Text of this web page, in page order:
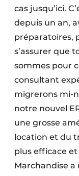
cas jusqu’ici.
depuis un an,
préparatoires,
s’assurer que
sommes pour
consultant
migrerons mi-
notre nouvel
une grosse
location et du
plus efficace
Marchandise a